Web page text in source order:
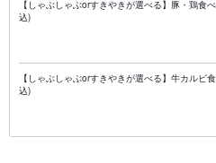
【しゃぶしゃぶorすきやきが選べる】豚・鶏
込)
【しゃぶしゃぶorすきやきが選べる】牛カル
込)